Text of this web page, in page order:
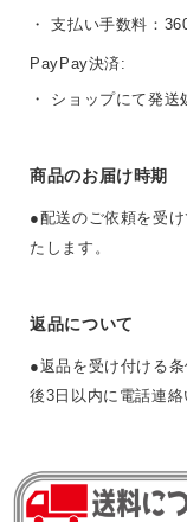
・ 支払い手数料：
PayPay決済:
・ ショップにて発送
商品のお届け時期
●配送のご依頼を受
たします。
返品について
●返品を受け付ける
後3日以内に電話連絡